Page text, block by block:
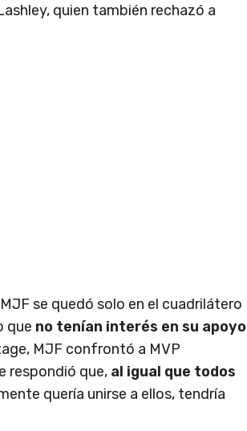
quien también rechazó a
se quedó solo en el cuadrilátero
que no tenían interés en su apoyo
MJF confrontó a MVP
respondió que, al igual que todos
quería unirse a ellos, tendría